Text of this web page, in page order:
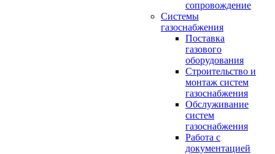
сопровождение
Системы
газоснабжения
Поставка
газового
оборудования
Строительство и
монтаж систем
газоснабжения
Обслуживание
систем
газоснабжения
Работа с
документацией